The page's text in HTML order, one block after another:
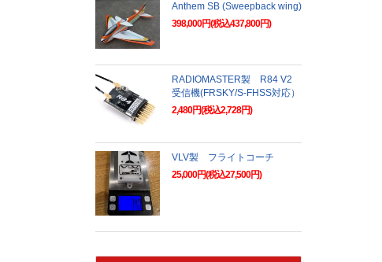
Anthem SB (Sweepback wing)
398,000円(税込437,800円)
RADIOMASTER製 R84 V2
受信機(FRSKY/S-FHSS対応）
2,480円(税込2,728円)
VLV製 フライトコーチ
25,000円(税込27,500円)